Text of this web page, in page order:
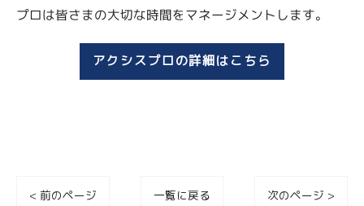
プロは皆さまの大切な時間をマネージメントします。
アクシスプロの詳細はこちら
< 前のページ 一覧に戻る 次のページ >